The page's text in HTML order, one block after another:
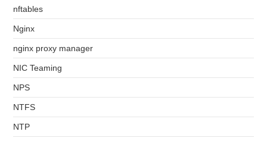
nftables
Nginx
nginx proxy manager
NIC Teaming
NPS
NTFS
NTP